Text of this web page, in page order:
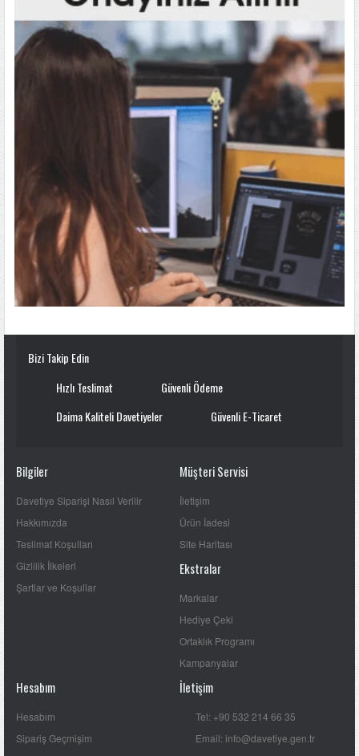
Bizi Takip Edin
Hızlı Teslimat
Güvenli Ödeme
Daima Kaliteli Davetiyeler
Güvenli E-Ticaret
Bilgiler
Davetiye Siparişi Nasıl Verilir
Hakkımızda
Teslimat Koşulları
Gizlilik İlkeleri
Şartlar ve Koşullar
Müşteri Servisi
İletişim
Ürün İadesi
Site Haritası
Ekstralar
Markalar
Hediye Çeki
Ortaklık Programı
Kampanyalar
Hesabım
Hesabım
Sipariş Geçmişim
İletişim
Tel: +90 532 214 66 35
Email: info@davetiye.gen.tr